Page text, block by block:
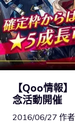
【Qoo情報
念活動開催
2016/06/27 作